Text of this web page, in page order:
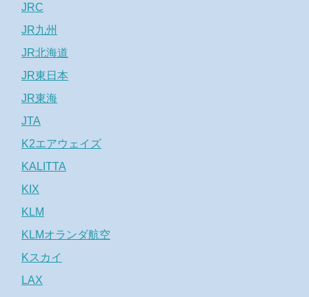
JRC
JR九州
JR北海道
JR東日本
JR東海
JTA
K2エアウェイズ
KALITTA
KIX
KLM
KLMオランダ航空
Kスカイ
LAX